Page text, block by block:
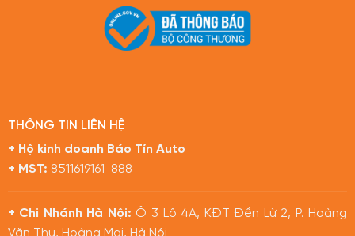
THÔNG TIN LIÊN HỆ
+ Hộ kinh doanh Báo Tín Auto
+ MST: 8511619161-888
+ Chi Nhánh Hà Nội: Ô 3 Lô 4A, KĐT Đền Lừ 2, P. Hoàng
Văn Thụ, Hoàng Mai, Hà Nội